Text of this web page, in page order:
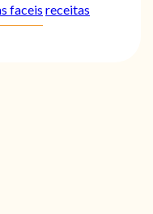
faceis receitas